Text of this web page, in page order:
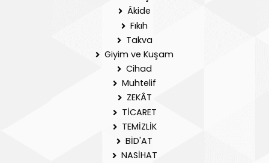
Âkide
Fıkıh
Takva
Giyim ve Kuşam
Cihad
Muhtelif
ZEKÂT
TİCARET
TEMİZLİK
BİD'AT
NASİHAT